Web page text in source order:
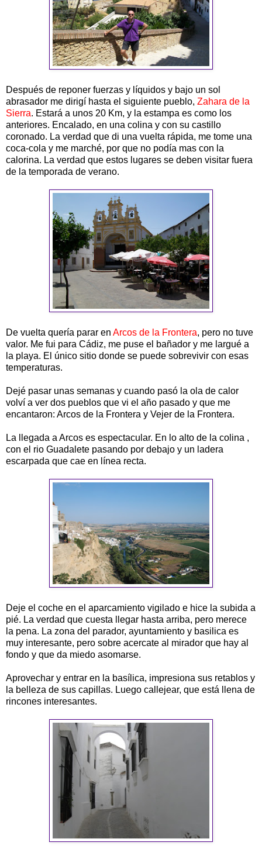
Después de reponer fuerzas y líquidos y bajo un sol
abrasador me dirigí hasta el siguiente pueblo, Zahara de la
Sierra. Estará a unos 20 Km, y la estampa es como los
anteriores. Encalado, en una colina y con su castillo
coronado. La verdad que di una vuelta rápida, me tome una
coca-cola y me marché, por que no podía mas con la
calorina. La verdad que estos lugares se deben visitar fuera
de la temporada de verano.
De vuelta quería parar en Arcos de la Frontera, pero no tuve
valor. Me fui para Cádiz, me puse el bañador y me largué a
la playa. El único sitio donde se puede sobrevivir con esas
temperaturas.
Dejé pasar unas semanas y cuando pasó la ola de calor
volví a ver dos pueblos que vi el año pasado y que me
encantaron: Arcos de la Frontera y Vejer de la Frontera.
La llegada a Arcos es espectacular. En lo alto de la colina ,
con el rio Guadalete pasando por debajo y un ladera
escarpada que cae en línea recta.
Deje el coche en el aparcamiento vigilado e hice la subida a
pié. La verdad que cuesta llegar hasta arriba, pero merece
la pena. La zona del parador, ayuntamiento y basilica es
muy interesante, pero sobre acercate al mirador que hay al
fondo y que da miedo asomarse.
Aprovechar y entrar en la basílica, impresiona sus retablos y
la belleza de sus capillas. Luego callejear, que está llena de
rincones interesantes.